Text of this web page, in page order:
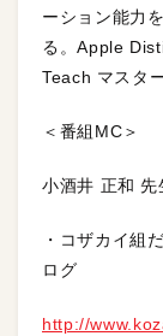
ーション能力
る。Apple
Teach マスタ
＜番組MC＞
小酒井 正和 先
・コザカイ組
ログ
http://